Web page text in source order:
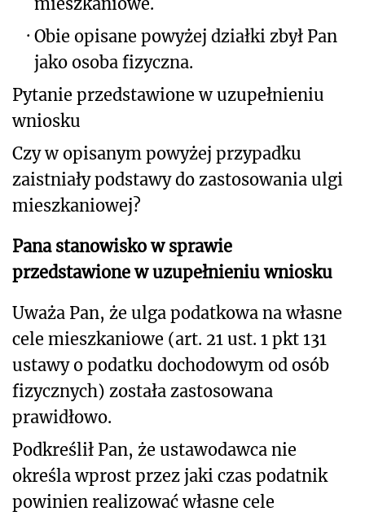
· Obie opisane powyżej działki zbył Pan
jako osoba fizyczna.
Pytanie przedstawione w uzupełnieniu
wniosku
Czy w opisanym powyżej przypadku
zaistniały podstawy do zastosowania ulgi
mieszkaniowej?
Pana stanowisko w sprawie
przedstawione w uzupełnieniu wniosku
Uważa Pan, że ulga podatkowa na własne
cele mieszkaniowe (art. 21 ust. 1 pkt 131
ustawy o podatku dochodowym od osób
fizycznych) została zastosowana
prawidłowo.
Podkreślił Pan, że ustawodawca nie
określa wprost przez jaki czas podatnik
powinien realizować własne cele